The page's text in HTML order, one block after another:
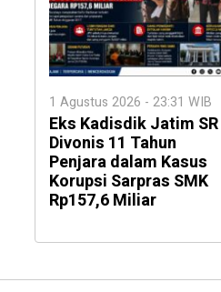
1 Agustus 2026 - 23:31 WIB
Eks Kadisdik Jatim SR
Divonis 11 Tahun
Penjara dalam Kasus
Korupsi Sarpras SMK
Rp157,6 Miliar